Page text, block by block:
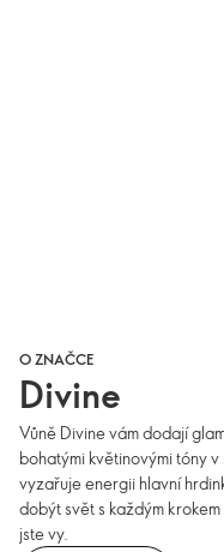
O ZNAČCE
Divine
Vůně Divine vám dodají
bohatými květinovými tóny
vyzařuje energii hlavní hrdinky. Vy se tak budete cítit
dobýt svět s každým
jste vy.